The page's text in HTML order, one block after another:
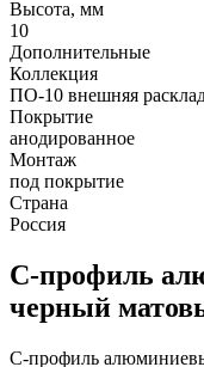
Высота, мм
10
Дополнительные
Коллекция
ПО-10 внешняя
Покрытие
анодированное
Монтаж
под покрытие
Страна
Россия
С-профиль
черный
С-профиль